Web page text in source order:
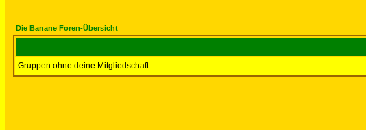
Die Banane Foren-Übersicht
Gruppen ohne deine Mitgliedschaft